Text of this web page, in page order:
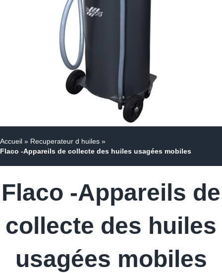
Accueil » Recuperateur d huiles »
Flaco -Appareils de collecte des huiles usagées mobiles
Flaco -Appareils de
collecte des huiles
usagées mobiles